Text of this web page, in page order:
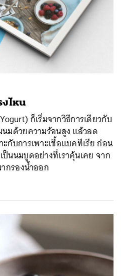
งไหน
ก็เริ่มจากวิธีการเดียวกับ
มด้วยความร้อนสูง แล้วลด
บการเพาะเชื้อแบคทีเรีย ก่อน
นนมบูดอย่างที่เราคุ้นเคย จาก
กรองน้ำออก